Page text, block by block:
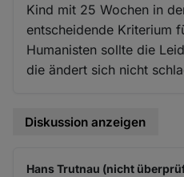
Kind mit 25 Wochen in
entscheidende Kriterium
Humanisten sollte die
die ändert sich nicht
Diskussion anzeigen
Hans Trutnau (nicht